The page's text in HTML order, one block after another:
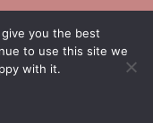
you the best
to use this site we
with it.